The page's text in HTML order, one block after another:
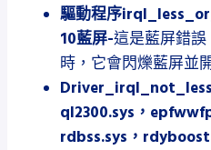
驅動程序
10藍屏-這是藍屏錯
時，它會閃爍藍屏並
ql2300.sys，
rdbss.sys，